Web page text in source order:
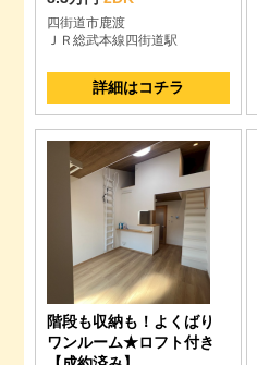
四街道市鹿渡
ＪＲ総武本線四街道駅
詳細はコチラ
階段も収納も！よくばり
ワンルーム★ロフト付き